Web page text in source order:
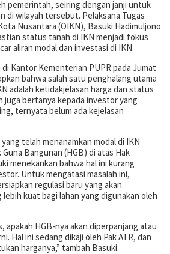
pemerintah, seiring dengan janji untuk
di wilayah tersebut. Pelaksana Tugas
Nusantara (OIKN), Basuki Hadimuljono
status tanah di IKN menjadi fokus
aliran modal dan investasi di IKN.
Kantor Kementerian PUPR pada Jumat
bahwa salah satu penghalang utama
adalah ketidakjelasan harga dan status
juga bertanya kepada investor yang
ternyata belum ada kejelasan
telah menanamkan modal di IKN
Bangunan (HGB) di atas Hak
menekankan bahwa hal ini kurang
Untuk mengatasi masalah ini,
regulasi baru yang akan
kuat bagi lahan yang digunakan oleh
apakah HGB-nya akan diperpanjang atau
Hal ini sedang dikaji oleh Pak ATR, dan
harganya,” tambah Basuki.